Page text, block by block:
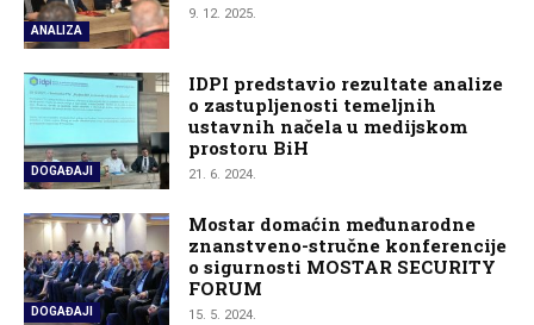
ANALIZA
9. 12. 2025.
DOGAĐAJI
IDPI predstavio rezultate analize
o zastupljenosti temeljnih
ustavnih načela u medijskom
prostoru BiH
21. 6. 2024.
DOGAĐAJI
Mostar domaćin međunarodne
znanstveno-stručne konferencije
o sigurnosti MOSTAR SECURITY
FORUM
15. 5. 2024.